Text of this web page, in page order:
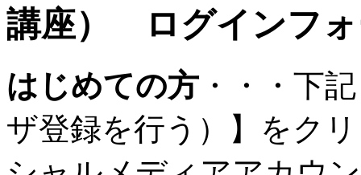
講座） ログインフォ
はじめての方 ・・・下
ザ登録を行う）】をク